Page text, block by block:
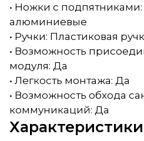
• Ножки с
алюминиевые
• Ручки: Пластиковая
• Возможность
модуля: Да
• Легкость монтажа: Да
• Возможность обхода
коммуникаций: Да
Характеристики